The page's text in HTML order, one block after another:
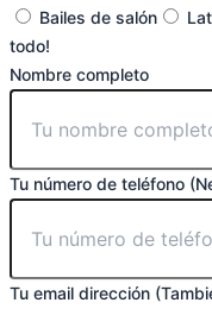
Bailes de salón
todo!
Nombre completo
Tu número de teléfono
Tu email dirección